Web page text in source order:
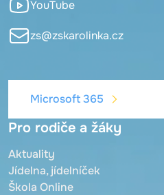
YouTube
zs@zskarolinka.cz
Microsoft 365
Pro rodiče a žáky
Aktuality
Jídelna, jídelníček
Škola Online